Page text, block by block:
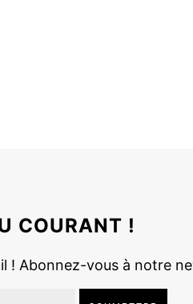
COURANT !
! Abonnez-vous à notre